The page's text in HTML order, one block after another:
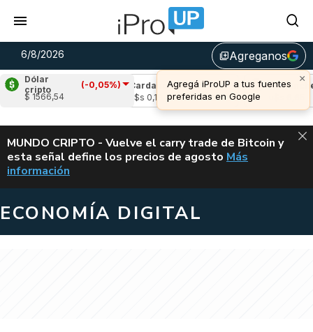
6/8/2026 library_addAgreganos
Dólar
cripto
(-0,05%)
$ 1566,54
1,93%) Cardano (-0,07%)
u$s 0,19
Avalanche
u$s 6,65
ALERTA
MUNDO CRIPTO - Vuelve el carry trade de Bitcoin y
esta señal define los precios de agosto VUELVE EL
Más
información
ECONOMÍA DIGITAL